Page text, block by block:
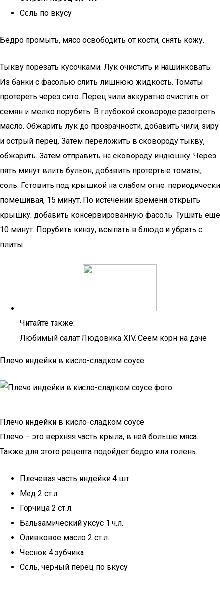
Соль по вкусу
Бедро промыть, мясо освободить от кости, снять кожу.
Тыкву порезать кусочками. Лук очистить и нашинковать.
Из банки с фасолью слить лишнюю жидкость. Томаты
протереть через сито. Перец чили аккуратно очистить от
семян и мелко порубить. В глубокой сковороде разогреть
масло. Обжарить лук до прозрачности, добавить чили, зиру
и острый перец. Затем переложить в сковороду тыкву,
обжарить. Затем отправить на сковороду индюшку. Через
пять минут влить бульон, добавить протертые томаты,
соль. Готовить под крышкой на слабом огне, периодически
помешивая, 15 минут. По истечении времени открыть
крышку, добавить консервированную фасоль. Тушить еще
10 минут. Порубить кинзу, всыпать в блюдо и убрать с
плиты.
Читайте также:
Любимый салат Людовика XIV. Сеем корн на даче
Плечо индейки в кисло-сладком соусе
Плечо индейки в кисло-сладком соусе
Плечо – это верхняя часть крыла, в ней больше мяса.
Также для этого рецепта подойдет бедро или голень.
Плечевая часть индейки 4 шт.
Мед 2 ст.л.
Горчица 2 ст.л.
Бальзамический уксус 1 ч.л.
Оливковое масло 2 ст.л.
Чеснок 4 зубчика
Соль, черный перец по вкусу